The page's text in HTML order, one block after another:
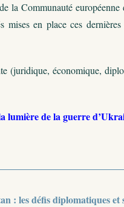
la Communauté
mises en place ces
(juridique, économique,
lumière de la guerre